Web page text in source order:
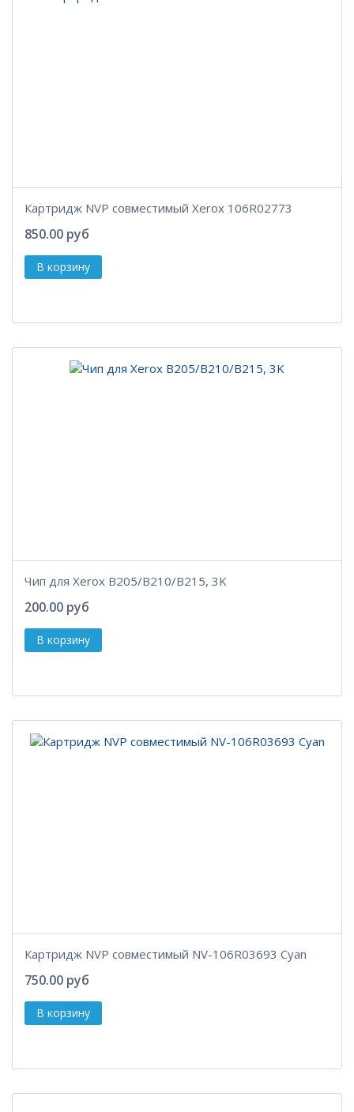
Картридж NVP совместимый Xerox 106R02773
850.00 руб
Чип для Xerox B205/B210/B215, 3K
200.00 руб
Картридж NVP совместимый NV-106R03693 Cyan
750.00 руб